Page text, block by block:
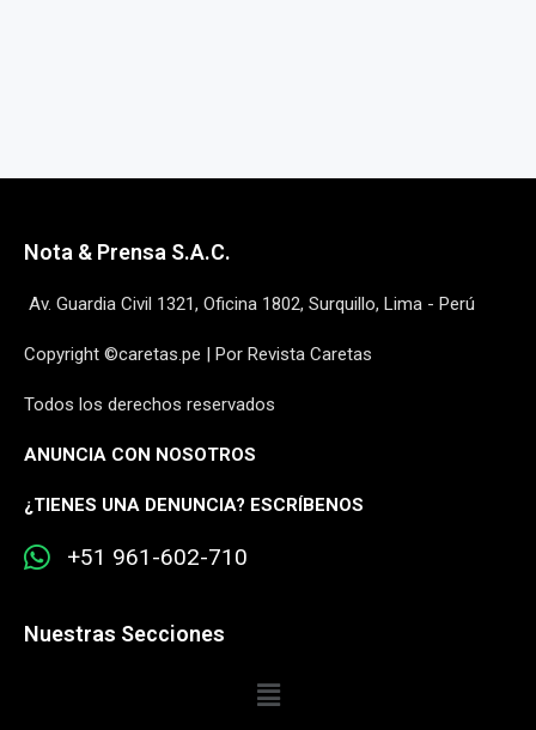
Nota & Prensa S.A.C.
Av. Guardia Civil 1321, Oficina 1802, Surquillo, Lima - Perú
Copyright ©caretas.pe | Por Revista Caretas
Todos los derechos reservados
ANUNCIA CON NOSOTROS
¿TIENES UNA DENUNCIA? ESCRÍBENOS
+51 961-602-710
Nuestras Secciones